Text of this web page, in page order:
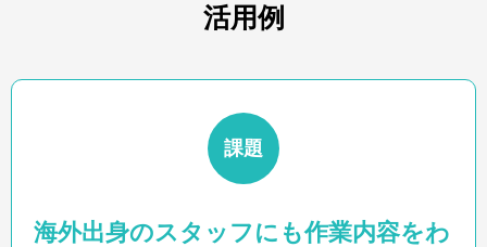
活用例
課題
海外出身のスタッフにも作業内容をわ